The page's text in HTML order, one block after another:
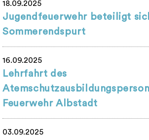
18.09.2025
Jugendfeuerwehr beteiligt
Sommerendspurt
16.09.2025
Lehrfahrt des
Feuerwehr Albstadt
03.09.2025